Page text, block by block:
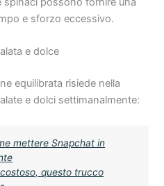
e sforzo eccessivo.
e dolce
equilibrata risiede nella
e dolci settimanalmente:
mettere Snapchat in
questo trucco